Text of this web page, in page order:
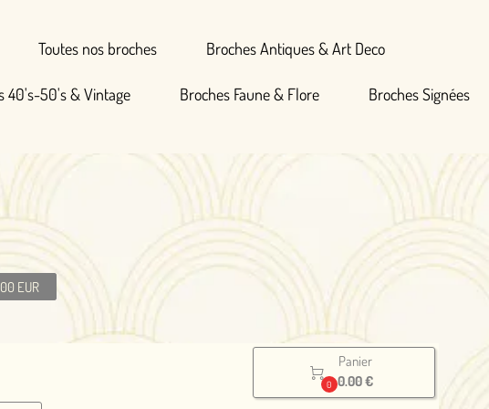
Broches Antiques & Art Deco
Broches Faune & Flore Broches Signées